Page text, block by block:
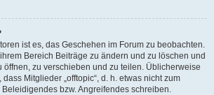
ist es, das Geschehen im Forum zu beobachten.
Bereich Beiträge zu ändern und zu löschen und
öffnen, zu verschieben und zu teilen. Üblicherweise
Mitglieder „offtopic“, d. h. etwas nicht zum
bzw. Angreifendes schreiben.